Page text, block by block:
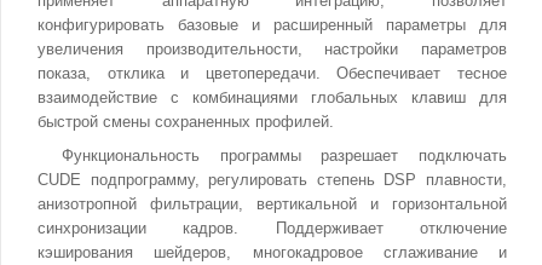
конфигурировать базовые и расширенный параметры для
увеличения производительности, настройки параметров
показа, отклика и цветопередачи. Обеспечивает тесное
взаимодействие с комбинациями глобальных клавиш для
быстрой смены сохраненных профилей.
Функциональность программы разрешает подключать
CUDE подпрограмму, регулировать степень DSP плавности,
анизотропной фильтрации, вертикальной и горизонтальной
синхронизации кадров. Поддерживает отключение
кэширования шейдеров, многокадровое сглаживание и